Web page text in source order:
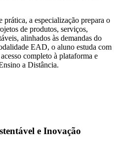
a especialização prepara o
de produtos, serviços,
alinhados às demandas do
EAD, o aluno estuda com
completo à plataforma e
a Distância.
e Inovação